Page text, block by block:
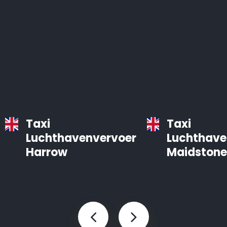
Taxi
Luchthavenvervoer
Harrow
Taxi
Maidstone